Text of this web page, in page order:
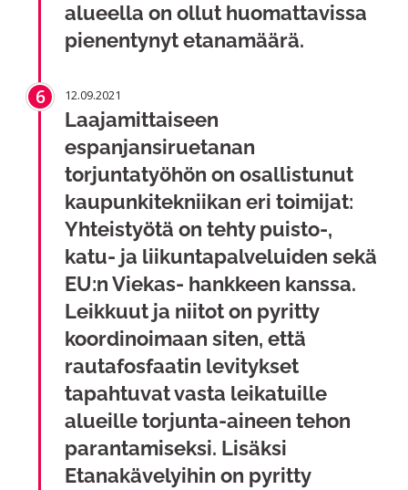
alueella on ollut huomattavissa
pienentynyt etanamäärä.
6 12.09.2021
Laajamittaiseen
espanjansiruetanan
torjuntatyöhön on osallistunut
kaupunkitekniikan eri toimijat:
Yhteistyötä on tehty puisto-,
katu- ja liikuntapalveluiden sekä
EU:n Viekas- hankkeen kanssa.
Leikkuut ja niitot on pyritty
koordinoimaan siten, että
rautafosfaatin levitykset
tapahtuvat vasta leikatuille
alueille torjunta-aineen tehon
parantamiseksi. Lisäksi
Etanakävelyihin on pyritty